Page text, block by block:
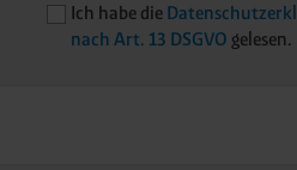
Ich habe die
nach Art. 13 DSGVO gelesen.